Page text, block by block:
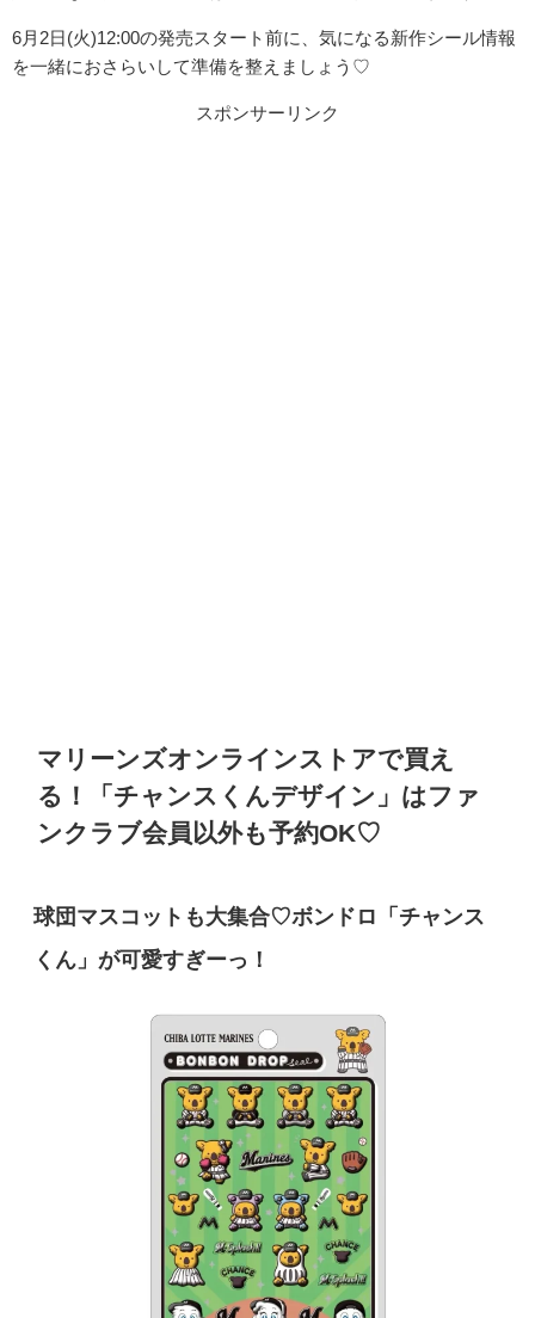
6月2日(火)12:00の発売スタート前に、気になる新作シール情報
を一緒におさらいして準備を整えましょう♡
スポンサーリンク
マリーンズオンラインストアで買え
る！「チャンスくんデザイン」はファ
ンクラブ会員以外も予約OK♡
球団マスコットも大集合♡ボンドロ「チャンス
くん」が可愛すぎーっ！